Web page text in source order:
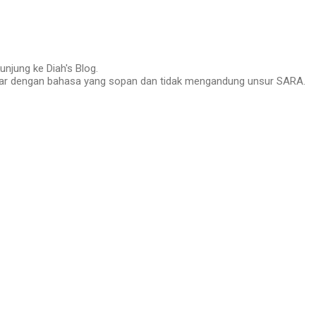
ke Diah's Blog.
dengan bahasa yang sopan dan tidak mengandung unsur SARA.